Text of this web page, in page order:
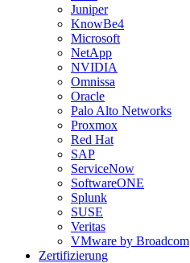
Juniper
KnowBe4
Microsoft
NetApp
NVIDIA
Omnissa
Oracle
Palo Alto Networks
Proxmox
Red Hat
SAP
ServiceNow
SoftwareONE
Splunk
SUSE
Veritas
VMware by Broadcom
Zertifizierung